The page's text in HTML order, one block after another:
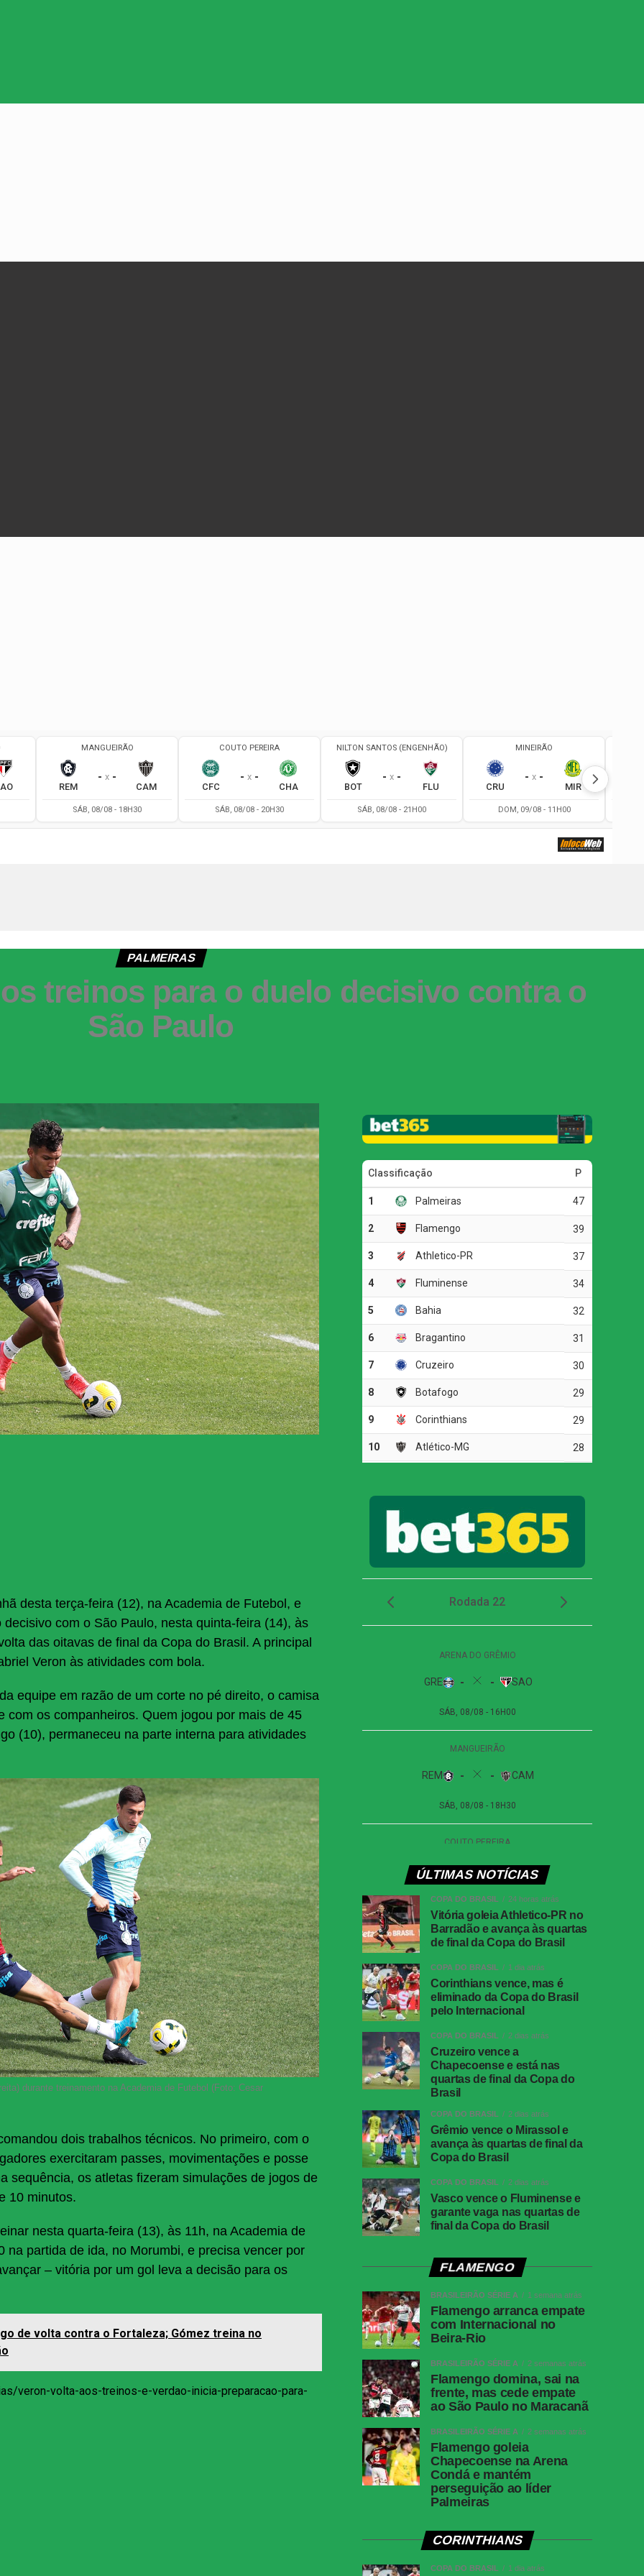
PALMEIRAS
treinos para o duelo decisivo contra o
São Paulo
desta terça-feira (12), na Academia de Futebol, e
com o São Paulo, nesta quinta-feira (14), às
das oitavas de final da Copa do Brasil. A principal
Veron às atividades com bola.
equipe em razão de um corte no pé direito, o camisa
com os companheiros. Quem jogou por mais de 45
(10), permaneceu na parte interna para atividades
durante treinamento na Academia de Futebol (Foto: Cesar
dois trabalhos técnicos. No primeiro, com o
exercitaram passes, movimentações e posse
sequência, os atletas fizeram simulações de jogos de
10 minutos.
nesta quarta-feira (13), às 11h, na Academia de
na partida de ida, no Morumbi, e precisa vencer por
– vitória por um gol leva a decisão para os
de volta contra o Fortaleza; Gómez treina no
veron-volta-aos-treinos-e-verdao-inicia-preparacao-para-
ÚLTIMAS NOTÍCIAS
COPA DO BRASIL 24 horas atrás
Vitória goleia Athletico-PR no
Barradão e avança às quartas
de final da Copa do Brasil
COPA DO BRASIL 1 dia atrás
Corinthians vence, mas é
eliminado da Copa do Brasil
pelo Internacional
COPA DO BRASIL 2 dias atrás
Cruzeiro vence a
Chapecoense e está nas
quartas de final da Copa do
Brasil
COPA DO BRASIL 2 dias atrás
Grêmio vence o Mirassol e
avança às quartas de final da
Copa do Brasil
COPA DO BRASIL 2 dias atrás
Vasco vence o Fluminense e
garante vaga nas quartas de
final da Copa do Brasil
FLAMENGO
BRASILEIRÃO SÉRIE A 1 semana atrás
Flamengo arranca empate
com Internacional no
Beira-Rio
BRASILEIRÃO SÉRIE A 2 semanas atrás
Flamengo domina, sai na
frente, mas cede empate
ao São Paulo no Maracanã
BRASILEIRÃO SÉRIE A 2 semanas atrás
Flamengo goleia
Chapecoense na Arena
Condá e mantém
perseguição ao líder
Palmeiras
CORINTHIANS
COPA DO BRASIL 1 dia atrás